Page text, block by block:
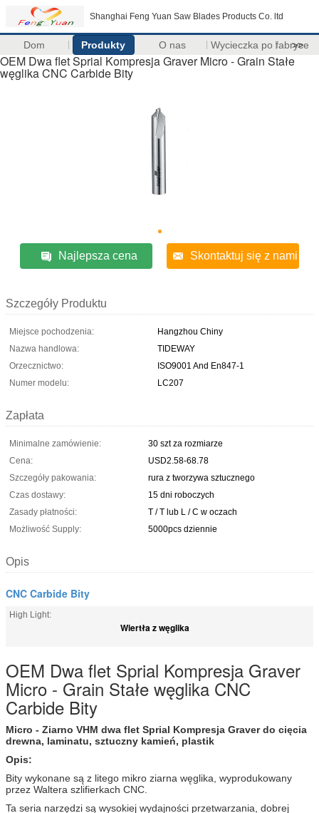
Shanghai Feng Yuan Saw Blades Products Co. ltd
Dom Produkty O nas Wycieczka po fabryce
>>
OEM Dwa flet Sprial Kompresja Graver Micro - Grain Stałe
węglika CNC Carbide Bity
Najlepsza cena Skontaktuj się z nami
Szczegóły Produktu
Miejsce pochodzenia:
Hangzhou Chiny
Nazwa handlowa:
TIDEWAY
Orzecznictwo:
ISO9001 And En847-1
Numer modelu:
LC207
Zapłata
Minimalne zamówienie:
30 szt za rozmiarze
Cena:
USD2.58-68.78
Szczegóły pakowania:
rura z tworzywa sztucznego
Czas dostawy:
15 dni roboczych
Zasady płatności:
T / T lub L / C w oczach
Możliwość Supply:
5000pcs dziennie
Opis
CNC Carbide Bity
High Light:
Wiertła z węglika
OEM Dwa flet Sprial Kompresja Graver
Micro - Grain Stałe węglika CNC
Carbide Bity
Micro - Ziarno VHM dwa flet Sprial Kompresja Graver do cięcia
drewna, laminatu, sztuczny kamień, plastik
Opis:
Bity wykonane są z litego mikro ziarna węglika, wyprodukowany
przez Waltera szlifierkach CNC.
Ta seria narzędzi są wysokiej wydajności przetwarzania, dobrej